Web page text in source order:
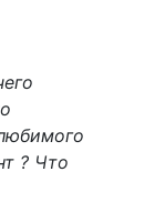
? Что